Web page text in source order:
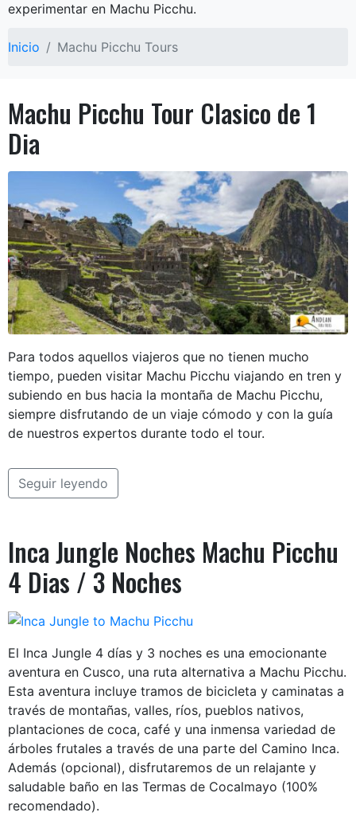
experimentar en Machu Picchu.
Inicio Machu Picchu Tours
Machu Picchu Tour Clasico de 1
Dia
Para todos aquellos viajeros que no tienen mucho
tiempo, pueden visitar Machu Picchu viajando en tren y
subiendo en bus hacia la montaña de Machu Picchu,
siempre disfrutando de un viaje cómodo y con la guía
de nuestros expertos durante todo el tour.
Seguir leyendo
Inca Jungle Noches Machu Picchu
4 Dias / 3 Noches
El Inca Jungle 4 días y 3 noches es una emocionante
aventura en Cusco, una ruta alternativa a Machu Picchu.
Esta aventura incluye tramos de bicicleta y caminatas a
través de montañas, valles, ríos, pueblos nativos,
plantaciones de coca, café y una inmensa variedad de
árboles frutales a través de una parte del Camino Inca.
Además (opcional), disfrutaremos de un relajante y
saludable baño en las Termas de Cocalmayo (100%
recomendado).
Te ayudamos a planear tus vacaciones
En Andean Peru Treks contamos con especialistas para
brindarte la asistencia que necesitas para planear tu próximo
viaje a Perù
Nombre Completo
Email
Telefono o Whatsapp